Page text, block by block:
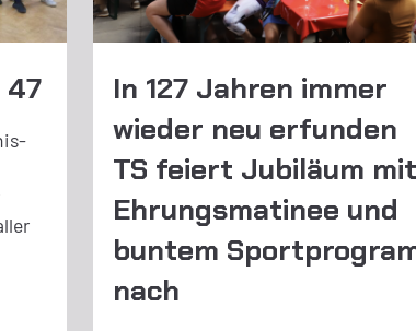
47
In 127 Jahren immer
wieder neu erfunden
TS feiert Jubiläum mit
Ehrungsmatinee und
buntem
nach